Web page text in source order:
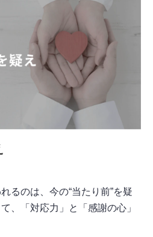
るのは、今の“当たり前”を疑
、「対応力」と「感謝の心」